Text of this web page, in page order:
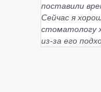
поставили
Сейчас я
стоматологу
из-за его